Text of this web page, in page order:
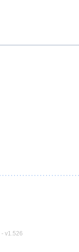
- v1.526